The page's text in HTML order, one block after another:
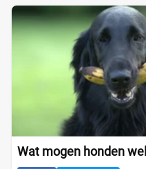
Wat mogen honden